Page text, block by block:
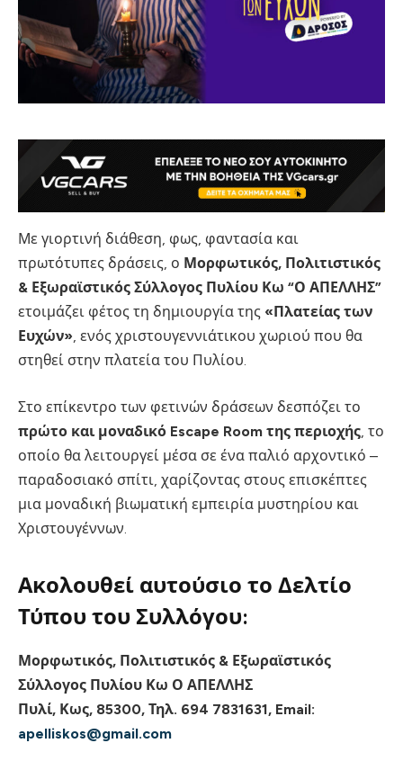
Με γιορτινή διάθεση, φως, φαντασία και
πρωτότυπες δράσεις, ο Μορφωτικός, Πολιτιστικός
& Εξωραϊστικός Σύλλογος Πυλίου Κω “Ο ΑΠΕΛΛΗΣ”
ετοιμάζει φέτος τη δημιουργία της «Πλατείας των
Ευχών», ενός χριστουγεννιάτικου χωριού που θα
στηθεί στην πλατεία του Πυλίου.
Στο επίκεντρο των φετινών δράσεων δεσπόζει το
πρώτο και μοναδικό Escape Room της περιοχής , το
οποίο θα λειτουργεί μέσα σε ένα παλιό αρχοντικό –
παραδοσιακό σπίτι, χαρίζοντας στους επισκέπτες
μια μοναδική βιωματική εμπειρία μυστηρίου και
Χριστουγέννων.
Ακολουθεί αυτούσιο το Δελτίο
Τύπου του Συλλόγου:
Μορφωτικός, Πολιτιστικός & Εξωραϊστικός
Σύλλογος Πυλίου Κω Ο ΑΠΕΛΛΗΣ
Πυλί, Κως, 85300, Τηλ. 694 7831631, Email:
apelliskos@gmail.com